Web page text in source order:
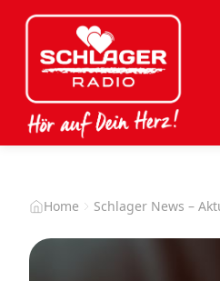
Home Schlager News –